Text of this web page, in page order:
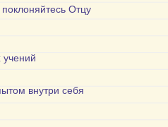
Отцу
внутри себя